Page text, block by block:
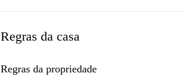
Regras da casa
Regras da propriedade